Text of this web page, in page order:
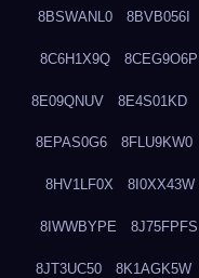
8BSWANL0 8BVB056I
8C6H1X9Q 8CEG9O6P
8E09QNUV 8E4S01KD
8EPAS0G6 8FLU9KW0
8HV1LF0X 8I0XX43W
8IWWBYPE 8J75FPFS
8JT3UC50 8K1AGK5W